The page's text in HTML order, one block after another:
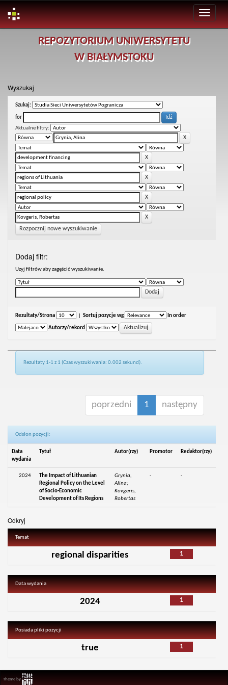
REPOZYTORIUM UNIWERSYTETU
W BIAŁYMSTOKU
Wyszukaj
Szukaj:
for
Aktualne filtry:
Rozpocznij nowe wyszukiwanie
Dodaj filtr:
Uzyj filtrów aby zagęścić wyszukiwanie.
Rezultaty/Strona Sortuj pozycje wg In order
Autorzy/rekord
Rezultaty 1-1 z 1 (Czas wyszukiwania: 0.002 sekund).
poprzedni 1 następny
Odsłon pozycji:
Data
wydania
Tytuł Autor(rzy) Promotor Redaktor(rzy)
2024
The Impact of Lithuanian
Regional Policy on the Level
of Socio-Economic
Development of Its Regions
Grynia,
Alina;
Kovgeris,
Robertas
- -
Odkryj
Temat
1
regional disparities
Data wydania
1
2024
Posiada pliki pozycji
1
true
Theme by